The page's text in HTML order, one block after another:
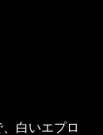
白いエプロ